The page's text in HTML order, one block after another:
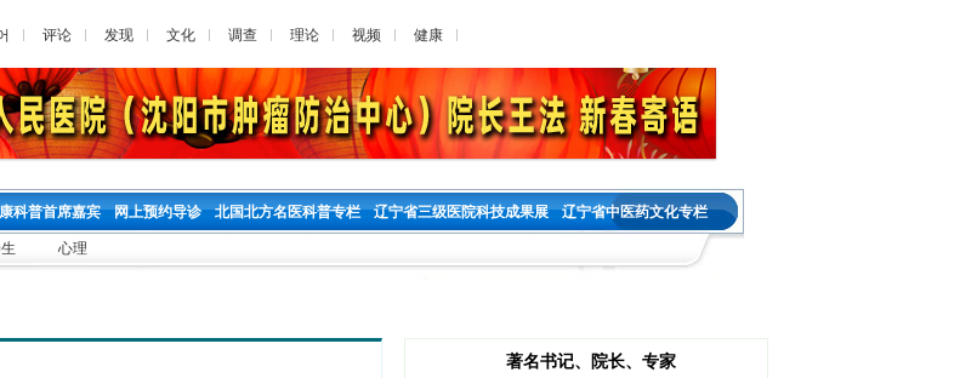
评论 发现 文化 调查 理论 视频 健康
科普首席嘉宾 网上预约导诊 北国北方名医科普专栏 辽宁省三级医院科技成果展 辽宁省中医药文化专栏
心理
著名书记、院长、专家
职称：主任医师
工作单位：沈阳市第五人民
医院 【详情】
白东
职务：甲状腺肝胆肿瘤外科
主任
医院【详情】